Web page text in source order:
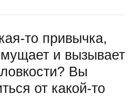
то привычка,
и вызывает
Вы
от какой-то